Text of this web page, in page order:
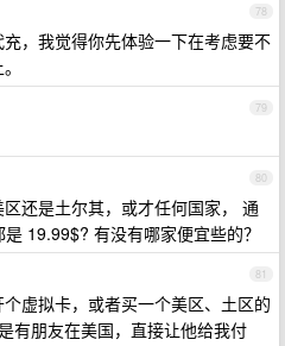
78
，我觉得你先体验一下在考虑要不
79
80
还是土尔其，或才任何国家， 通
19.99$? 有没有哪家便宜些的？
81
虚拟卡，或者买一个美区、土区的
有朋友在美国，直接让他给我付